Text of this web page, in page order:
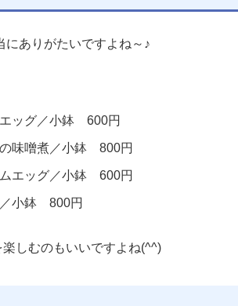
ありがたいですよね～♪
ッグ／小鉢 600円
味噌煮／小鉢 800円
エッグ／小鉢 600円
／小鉢 800円
楽しむのもいいですよね(^^)